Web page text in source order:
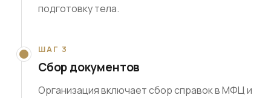
подготовку тела.
ШАГ 3
Сбор документов
Организация включает сбор справок в МФЦ и